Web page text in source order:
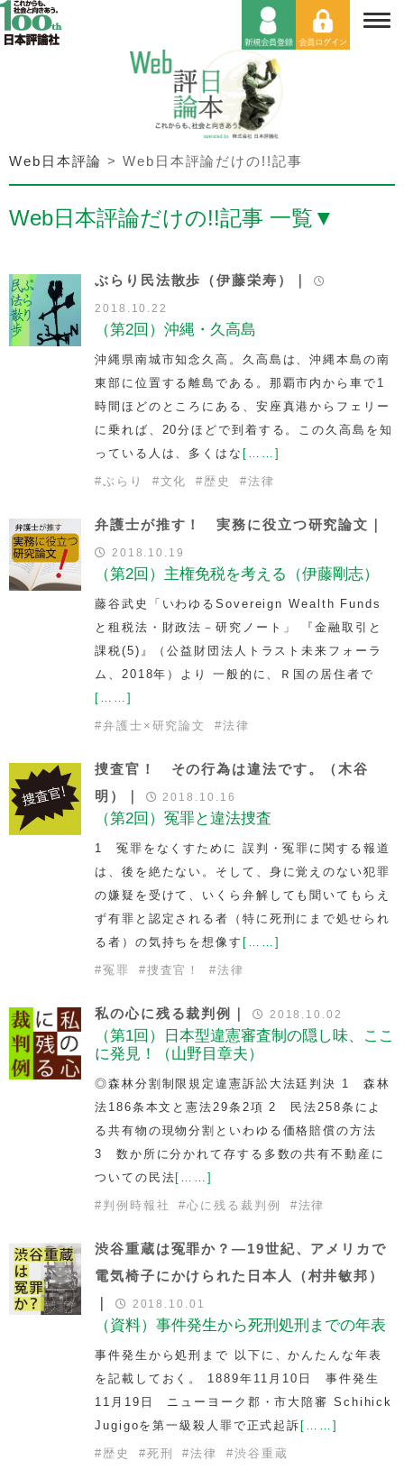
Web日本評論 >Web日本評論だけの!!記事
Web日本評論だけの!!記事 一覧 ▼
ぶらり民法散歩（伊藤栄寿）｜
2018.10.22
（第2回）沖縄・久高島
沖縄県南城市知念久高。久高島は、沖縄本島の南
東部に位置する離島である。那覇市内から車で1
時間ほどのところにある、安座真港からフェリー
に乗れば、20分ほどで到着する。この久高島を知
っている人は、多くはな [……]
#ぶらり #文化 # 歴史 #法律
弁護士が推す！ 実務に役立つ研究論文｜
2018.10.19
（第2回）主権免税を考える（伊藤剛志）
藤谷武史「いわゆるSovereign Wealth Funds
と租税法・財政法－研究ノート」 『金融取引と
課税(5)』（公益財団法人トラスト未来フォーラ
ム、2018年）より 一般的に、Ｒ国の居住者で
[……]
#弁護士×研究論文 #法律
捜査官！ その行為は違法です。（木谷
明）｜
2018.10.16
（第2回）冤罪と違法捜査
1 冤罪をなくすために 誤判・冤罪に関する報道
は、後を絶たない。そして、身に覚えのない犯罪
の嫌疑を受けて、いくら弁解しても聞いてもらえ
ず有罪と認定される者（特に死刑にまで処せられ
る者）の気持ちを想像す [……]
#冤罪 #捜査官！ #法律
私の心に残る裁判例｜ 2018.10.02
（第1回）日本型違憲審査制の隠し味、ここ
に発見！（山野目章夫）
◎森林分割制限規定違憲訴訟大法廷判決 1 森林
法186条本文と憲法29条2項 2 民法258条によ
る共有物の現物分割といわゆる価格賠償の方法
3 数か所に分かれて存する多数の共有不動産に
ついての民法[……]
# 判例時報社 #心に残る裁判例 #法律
渋谷重蔵は冤罪か？―19世紀、アメリカで
電気椅子にかけられた日本人（村井敏邦）
2018.10.01
（資料）事件発生から死刑処刑までの年表
事件発生から処刑まで 以下に、かんたんな年表
を記載しておく。 1889年11月10日 事件発生
11月19日 ニューヨーク郡・市大陪審 Schihick
Jugigoを第一級殺人罪で正式起訴 [……]
# 歴史 #死刑 #法律 #渋谷重蔵